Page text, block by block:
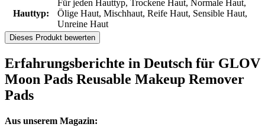
Hauttyp:
Für jeden Hauttyp, Trockene Haut, Normale Haut,
Ölige Haut, Mischhaut, Reife Haut, Sensible Haut,
Unreine Haut
Dieses Produkt bewerten
Erfahrungsberichte in Deutsch für GLOV
Moon Pads Reusable Makeup Remover
Pads
Aus unserem Magazin: